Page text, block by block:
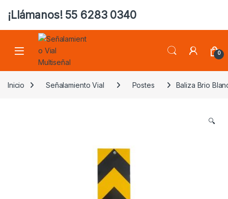
¡Llámanos! 55 6283 0340
0
Inicio Señalamiento Vial Postes Baliza Brio
🔍